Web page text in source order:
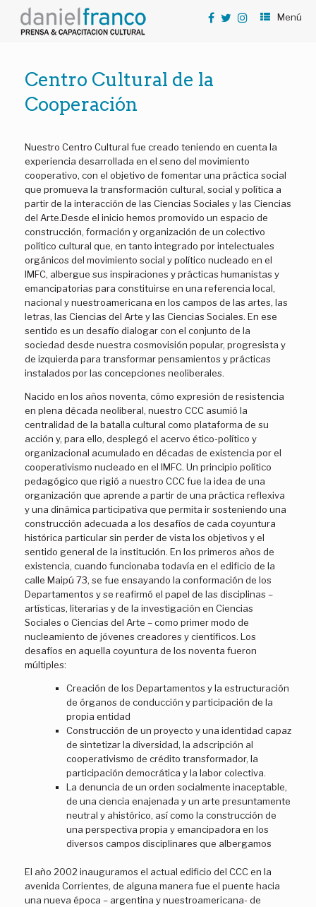
contenido
Menú
Centro Cultural de la
Cooperación
Nuestro Centro Cultural fue creado teniendo en cuenta la
experiencia desarrollada en el seno del movimiento
cooperativo, con el objetivo de fomentar una práctica social
que promueva la transformación cultural, social y política a
partir de la interacción de las Ciencias Sociales y las Ciencias
del Arte.Desde el inicio hemos promovido un espacio de
construcción, formación y organización de un colectivo
político cultural que, en tanto integrado por intelectuales
orgánicos del movimiento social y político nucleado en el
IMFC, albergue sus inspiraciones y prácticas humanistas y
emancipatorias para constituirse en una referencia local,
nacional y nuestroamericana en los campos de las artes, las
letras, las Ciencias del Arte y las Ciencias Sociales. En ese
sentido es un desafío dialogar con el conjunto de la
sociedad desde nuestra cosmovisión popular, progresista y
de izquierda para transformar pensamientos y prácticas
instalados por las concepciones neoliberales.
Nacido en los años noventa, cómo expresión de resistencia
en plena década neoliberal, nuestro CCC asumió la
centralidad de la batalla cultural como plataforma de su
acción y, para ello, desplegó el acervo ético-político y
organizacional acumulado en décadas de existencia por el
cooperativismo nucleado en el IMFC. Un principio político
pedagógico que rigió a nuestro CCC fue la idea de una
organización que aprende a partir de una práctica reflexiva
y una dinámica participativa que permita ir sosteniendo una
construcción adecuada a los desafíos de cada coyuntura
histórica particular sin perder de vista los objetivos y el
sentido general de la institución. En los primeros años de
existencia, cuando funcionaba todavía en el edificio de la
calle Maipú 73, se fue ensayando la conformación de los
Departamentos y se reafirmó el papel de las disciplinas –
artísticas, literarias y de la investigación en Ciencias
Sociales o Ciencias del Arte – como primer modo de
nucleamiento de jóvenes creadores y científicos. Los
desafíos en aquella coyuntura de los noventa fueron
múltiples:
Creación de los Departamentos y la estructuración
de órganos de conducción y participación de la
propia entidad
Construcción de un proyecto y una identidad capaz
de sintetizar la diversidad, la adscripción al
cooperativismo de crédito transformador, la
participación democrática y la labor colectiva.
La denuncia de un orden socialmente inaceptable,
de una ciencia enajenada y un arte presuntamente
neutral y ahistórico, así como la construcción de
una perspectiva propia y emancipadora en los
diversos campos disciplinares que albergamos
El año 2002 inauguramos el actual edificio del CCC en la
avenida Corrientes, de alguna manera fue el puente hacia
una nueva época – argentina y nuestroamericana- de